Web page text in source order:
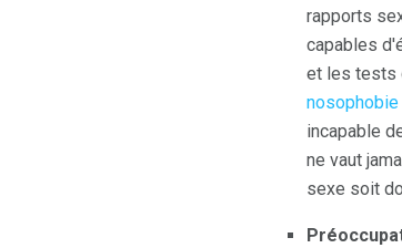
rapports
capables
et les tests
nosophobie
incapable
ne vaut
sexe soit